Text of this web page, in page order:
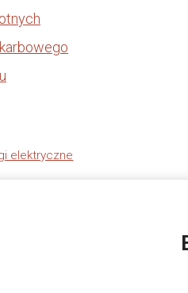
elektryczne